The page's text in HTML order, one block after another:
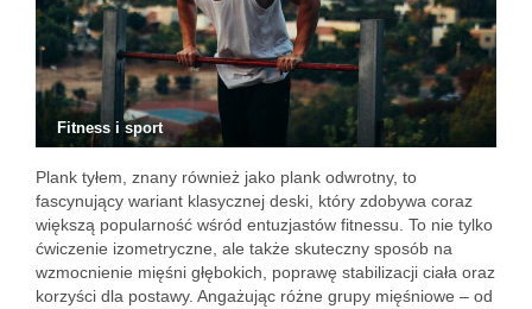
Fitness i sport
Plank tyłem, znany również jako plank odwrotny, to
fascynujący wariant klasycznej deski, który zdobywa coraz
większą popularność wśród entuzjastów fitnessu. To nie tylko
ćwiczenie izometryczne, ale także skuteczny sposób na
wzmocnienie mięśni głębokich, poprawę stabilizacji ciała oraz
korzyści dla postawy. Angażując różne grupy mięśniowe – od